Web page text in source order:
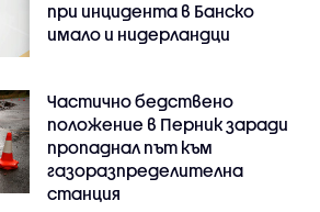
при инцидента в Банско
имало и нидерландци
Частично бедствено
положение в Перник заради
пропаднал път към
газоразпределителна
станция